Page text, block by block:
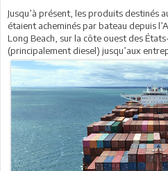
Jusqu’à présent, les produits destinés
étaient acheminés par bateau depuis
Long Beach, sur la côte ouest des
(principalement diesel) jusqu’aux